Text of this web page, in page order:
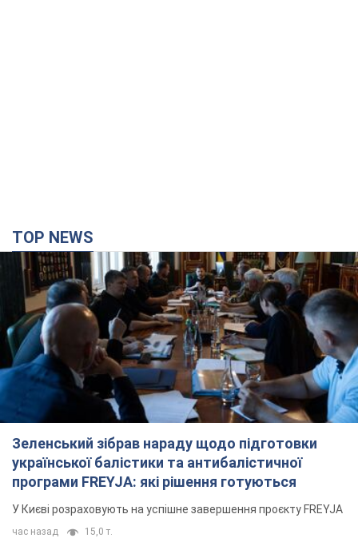
TOP NEWS
Зеленський зібрав нараду щодо підготовки
української балістики та антибалістичної
програми FREYJA: які рішення готуються
У Києві розраховують на успішне завершення проєкту FREYJA
час назад 15,0 т.